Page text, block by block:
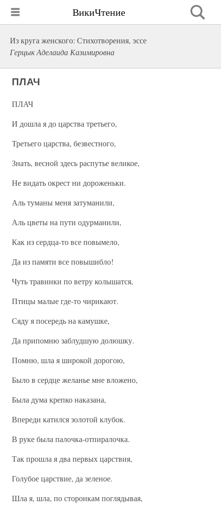
ВикиЧтение
Из круга женского: Стихотворения, эссе
Герцык Аделаида Казимировна
ПЛАЧ
ПЛАЧ
И дошла я до царства третьего,
Третьего царства, безвестного,
Знать, весной здесь распутье великое,
Не видать окрест ни дороженьки.
Аль туманы меня затуманили,
Аль цветы на пути одурманили,
Как из сердца-то все повымело,
Да из памяти все повышибло!
Чуть травинки по ветру колышатся,
Птицы малые где-то чирикают.
Сяду я посередь на камушке,
Да припомню заблудшую долюшку.
Помню, шла я широкой дорогою,
Было в сердце желанье мне вложено,
Была дума крепко наказана,
Впереди катился золотой клубок.
В руке была палочка-отпиралочка.
Так прошла я два первых царствия,
Голубое царствие, да зеленое.
Шла я, шла, по сторонкам поглядывая,